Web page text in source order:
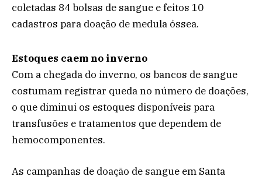
coletadas 84 bolsas de sangue e feitos 10
cadastros para doação de medula óssea.
Estoques caem no inverno
Com a chegada do inverno, os bancos de sangue
costumam registrar queda no número de doações,
o que diminui os estoques disponíveis para
transfusões e tratamentos que dependem de
hemocomponentes.
As campanhas de doação de sangue em Santa